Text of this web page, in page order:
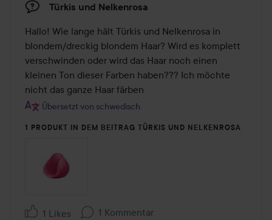
Türkis und Nelkenrosa
Hallo! Wie lange hält Türkis und Nelkenrosa in
blondem/dreckig blondem Haar? Wird es komplett
verschwinden oder wird das Haar noch einen
kleinen Ton dieser Farben haben??? Ich möchte
nicht das ganze Haar färben
Übersetzt von schwedisch
1 PRODUKT IN DEM BEITRAG TÜRKIS UND NELKENROSA
1 Likes 1 Kommentar